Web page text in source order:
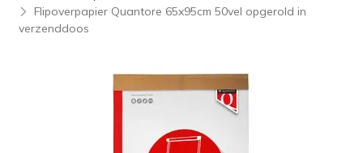
Flipoverpapier Quantore 65x95cm 50vel opgerold in
verzenddoos